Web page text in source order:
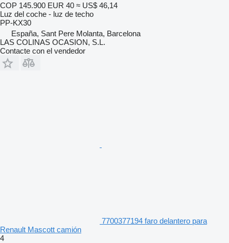
COP 145.900 EUR 40 ≈ US$ 46,14
Luz del coche - luz de techo
PP-KX30
España, Sant Pere Molanta, Barcelona
LAS COLINAS OCASION, S.L.
Contacte con el vendedor
7700377194 faro delantero para
Renault Mascott camión
4